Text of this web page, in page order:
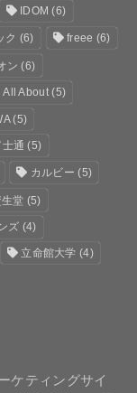
IDOM (6)
ク (6) freee (6)
ン (6)
All About(5)
(5)
士通 (5)
カルビー (5)
生堂 (5)
ズ (4)
立命館大学 (4)
ケティングサイ